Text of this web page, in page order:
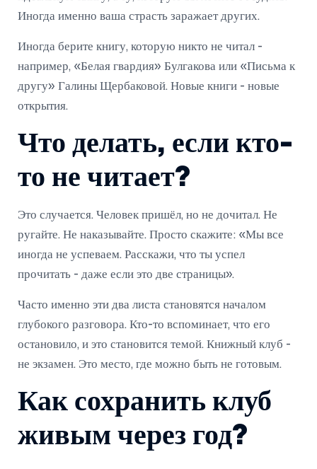
Иногда именно ваша страсть заражает других.
Иногда берите книгу, которую никто не читал -
например, «Белая гвардия» Булгакова или «Письма к
другу» Галины Щербаковой. Новые книги - новые
открытия.
Что делать, если кто-
то не читает?
Это случается. Человек пришёл, но не дочитал. Не
ругайте. Не наказывайте. Просто скажите: «Мы все
иногда не успеваем. Расскажи, что ты успел
прочитать - даже если это две страницы».
Часто именно эти два листа становятся началом
глубокого разговора. Кто-то вспоминает, что его
остановило, и это становится темой. Книжный клуб -
не экзамен. Это место, где можно быть не готовым.
Как сохранить клуб
живым через год?